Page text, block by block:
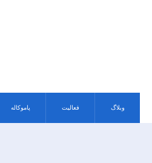
پاموکاله فعالیت وبلاگ